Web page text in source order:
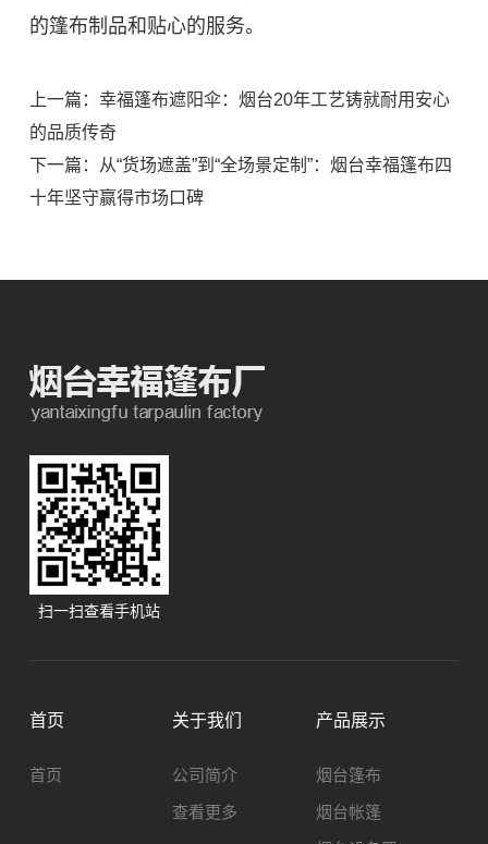
的篷布制品和贴心的服务。
上一篇：幸福篷布遮阳伞：烟台20年工艺铸就耐用安心
的品质传奇
下一篇：从“货场遮盖”到“全场景定制”：烟台幸福篷布四
十年坚守赢得市场口碑
扫一扫查看手机站
首页
首页
关于我们
公司简介
查看更多
产品展示
烟台篷布
烟台帐篷